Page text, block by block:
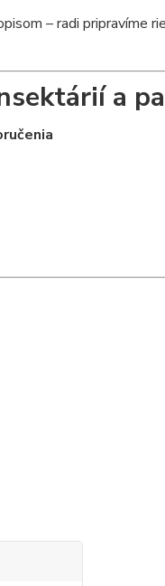
– radi pripravíme
a